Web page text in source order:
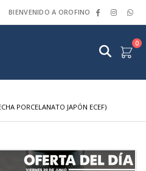
BIENVENIDO A OROFINO
0
PORCELANATO JAPÓN ECEF)